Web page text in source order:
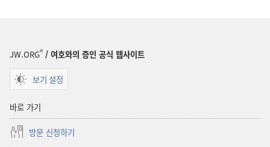
JW.ORG® / 여호와의 증인 공식 웹사이트
보기 설정
바로 가기
방문 신청하기